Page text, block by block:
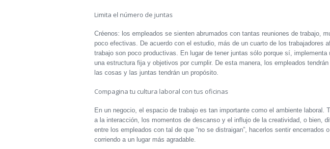
Limita el número de juntas
Créenos: los empleados se sienten abrumados con tantas reuniones de trabajo,
poco efectivas. De acuerdo con el estudio, más de un cuarto de los trabajadores
trabajo son poco productivas. En lugar de tener juntas sólo porque sí, implementa
una estructura fija y objetivos por cumplir. De esta manera, los empleados
las cosas y las juntas tendrán un propósito.
Compagina tu cultura laboral con tus oficinas
En un negocio, el espacio de trabajo es tan importante como el ambiente laboral.
a la interacción, los momentos de descanso y el influjo de la creatividad, o bien,
entre los empleados con tal de que “no se distraigan”, hacerlos sentir encerrados
corriendo a un lugar más agradable.